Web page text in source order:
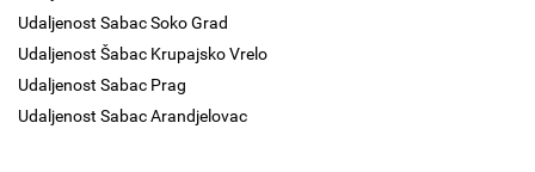
Udaljenost Sabac Soko Grad
Udaljenost Šabac Krupajsko Vrelo
Udaljenost Sabac Prag
Udaljenost Sabac Arandjelovac